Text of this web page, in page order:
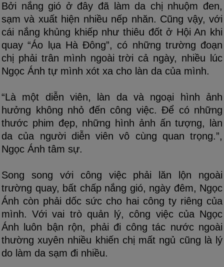
Bởi nắng gió ở đây đã làm da chị nhuộm đen,
sạm và xuất hiện nhiều nếp nhăn. Cũng vậy, với
cái nắng khủng khiếp như thiêu đốt ở Hội An khi
quay “Áo lụa Hà Đông”, có những trường đoạn
chị phải trân mình ngoài trời cả ngày, nhiều lúc
Ngọc Ánh tự mình xót xa cho làn da của mình.
“Là một diễn viên, làn da và ngoại hình ảnh
hưởng không nhỏ đến công việc. Để có những
thước phim đẹp, những hình ảnh ấn tượng, làn
da của người diễn viên vô cùng quan trọng.”,
Ngọc Ánh tâm sự.
Song song với công việc phải lăn lộn ngoài
trường quay, bất chấp nắng gió, ngày đêm, Ngọc
Ánh còn phải dốc sức cho hai công ty riêng của
mình. Với vai trò quản lý, công việc của Ngọc
Ánh luôn bận rộn, phải đi công tác nước ngoài
thường xuyên nhiều khiến chị mất ngủ cũng là lý
do làm da sạm đi nhiều.